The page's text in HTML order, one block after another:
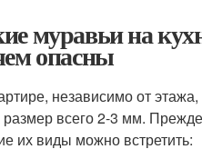
муравьи на
опасны
независимо от
всего 2-3 мм.
их виды можно встретить: